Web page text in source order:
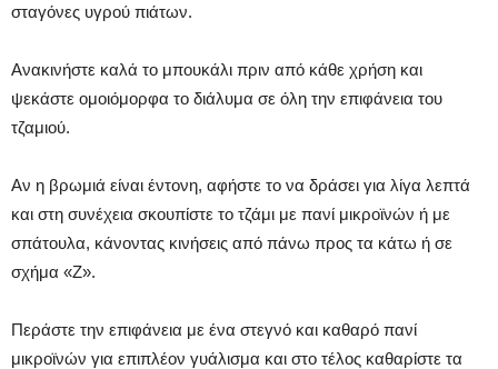
σταγόνες υγρού πιάτων.
Ανακινήστε καλά το μπουκάλι πριν από κάθε χρήση και
ψεκάστε ομοιόμορφα το διάλυμα σε όλη την επιφάνεια του
τζαμιού.
Αν η βρωμιά είναι έντονη, αφήστε το να δράσει για λίγα λεπτά
και στη συνέχεια σκουπίστε το τζάμι με πανί μικροϊνών ή με
σπάτουλα, κάνοντας κινήσεις από πάνω προς τα κάτω ή σε
σχήμα «Ζ».
Περάστε την επιφάνεια με ένα στεγνό και καθαρό πανί
μικροϊνών για επιπλέον γυάλισμα και στο τέλος καθαρίστε τα